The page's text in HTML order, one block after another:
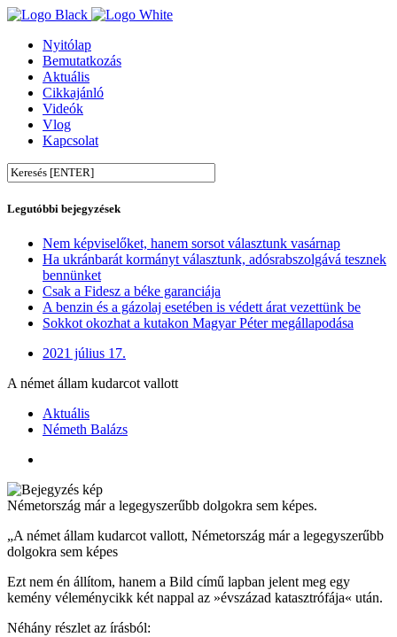
Nyitólap
Bemutatkozás
Aktuális
Cikkajánló
Videók
Vlog
Kapcsolat
Legutóbbi bejegyzések
Nem képviselőket, hanem sorsot választunk vasárnap
Ha ukránbarát kormányt választunk, adósrabszolgává tesznek
bennünket
Csak a Fidesz a béke garanciája
A benzin és a gázolaj esetében is védett árat vezettünk be
Sokkot okozhat a kutakon Magyar Péter megállapodása
2021 július 17.
A német állam kudarcot vallott
Aktuális
Németh Balázs
Németország már a legegyszerűbb dolgokra sem képes.
„A német állam kudarcot vallott, Németország már a legegyszerűbb
dolgokra sem képes
Ezt nem én állítom, hanem a Bild című lapban jelent meg egy
kemény véleménycikk két nappal az »évszázad katasztrófája« után.
Néhány részlet az írásból: